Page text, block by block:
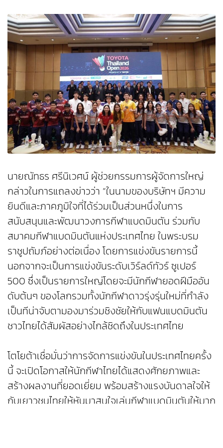
นายณัทธร ศรีนิเวศน์ ผู้ช่วยกรรมการผู้จัดการใหญ่
กล่าวในการแถลงข่าวว่า “ในนามของบริษัทฯ มีความ
ยินดีและภาคภูมิใจที่ได้ร่วมเป็นส่วนหนึ่งในการ
สนับสนุนและพัฒนาวงการกีฬาแบดมินตัน ร่วมกับ
สมาคมกีฬาแบดมินตันแห่งประเทศไทย ในพระบรม
ราชูปถัมภ์อย่างต่อเนื่อง โดยการแข่งขันรายการนี้
นอกจากจะเป็นการแข่งขันระดับเวิร์ลด์ทัวร์ ซูเปอร์
500 ซึ่งเป็นรายการใหญ่โดยจะมีนักกีฬายอดฝีมืออัน
ดับต้นๆ ของโลกรวมทั้งนักกีฬาดาวรุ่งรุ่นใหม่ที่กำลัง
เป็นทีน่าจับตามองมาร่วมชิงชัยให้กับแฟนแบดมินตัน
ชาวไทยได้สัมผัสอย่างไกล้ชิดถึงในประเทศไทย
โตโยต้าเชื่อมั่นว่าการจัดการแข่งขันในประเทศไทยครั้ง
นี้ จะเปิดโอกาสให้นักกีฬาไทยได้แสดงศักยภาพและ
สร้างผลงานที่ยอดเยี่ยม พร้อมสร้างแรงบันดาลใจให้
กับเยาวชนไทยให้หันมาสนใจเล่นกีฬาแบดมินตันให้มาก